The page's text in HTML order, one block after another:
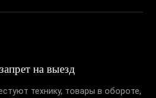
на выезд
технику, товары в обороте,